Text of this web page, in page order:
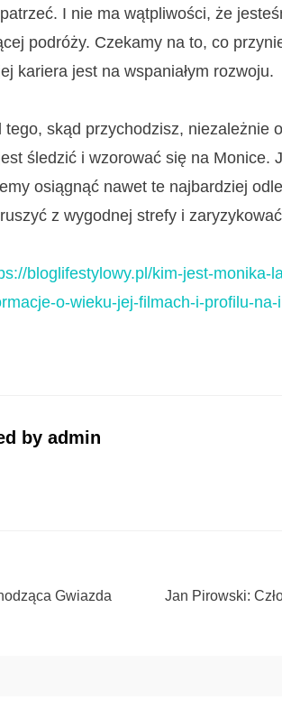
I nie ma wątpliwości, że
podróży. Czekamy na to, co
kariera jest na wspaniałym rozwoju.
tego, skąd przychodzisz, niezależnie
śledzić i wzorować się na Monice.
osiągnąć nawet te najbardziej
z wygodnej strefy i
bloglifestylowy.pl/kim-jest-monika-
o-wieku-jej-filmach-i-profilu-
by admin
Gwiazda
Jan Pirowski: